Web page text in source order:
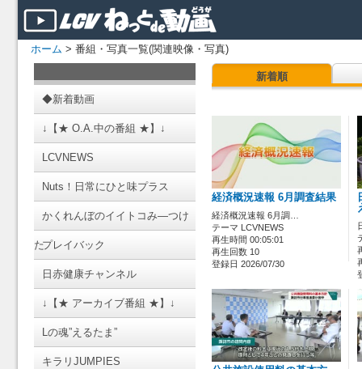
ホーム > 番組・写真一覧(関連映像・写真)
◆新着動画
↓【★ O.A.中の番組 ★】↓
LCVNEWS
Nuts！日常にひと味プラス
かくれんぼのイイトコみ―つけ
たプレイバック
日赤健康チャンネル
↓【★ アーカイブ番組 ★】↓
Lの魂”えるたま”
キラリJUMPIES
新着順
経済概況速報 6月調査結果
経済概況速報 6月調…
テーマ LCVNEWS
再生時間 00:05:01
再生回数 10
登録日 2026/07/30